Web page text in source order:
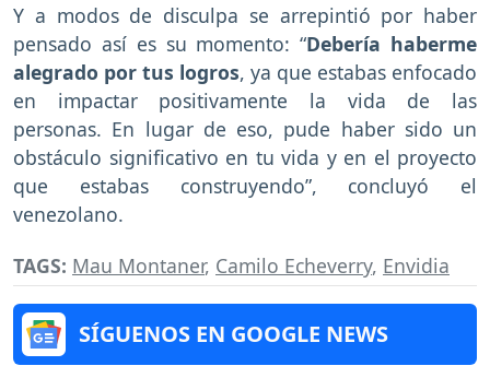
Y a modos de disculpa se arrepintió por haber
pensado así es su momento: “Debería haberme
alegrado por tus logros, ya que estabas enfocado
en impactar positivamente la vida de las
personas. En lugar de eso, pude haber sido un
obstáculo significativo en tu vida y en el proyecto
que estabas construyendo”, concluyó el
venezolano.
TAGS: Mau Montaner, Camilo Echeverry, Envidia
SÍGUENOS EN GOOGLE NEWS